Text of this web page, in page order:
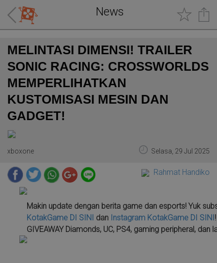
News
MELINTASI DIMENSI! TRAILER
SONIC RACING: CROSSWORLDS
MEMPERLIHATKAN
KUSTOMISASI MESIN DAN
GADGET!
xboxone Selasa, 29 Jul 2025
Rahmat Handiko
Makin update dengan berita game dan esports! Yuk
KotakGame DI SINI dan Instagram KotakGame DI SINI
GIVEAWAY Diamonds, UC, PS4, gaming peripheral, dan